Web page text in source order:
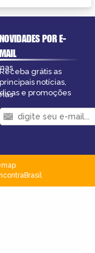
NOVIDADES POR E-
MAIL
grátis as
principais notícias,
e promoções